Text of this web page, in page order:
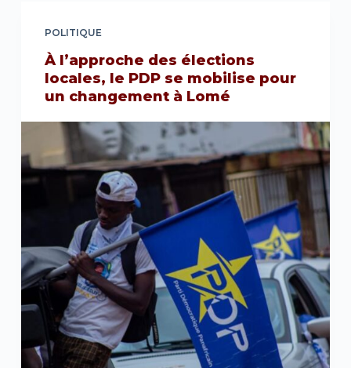
POLITIQUE
À l’approche des élections
locales, le PDP se mobilise pour
un changement à Lomé